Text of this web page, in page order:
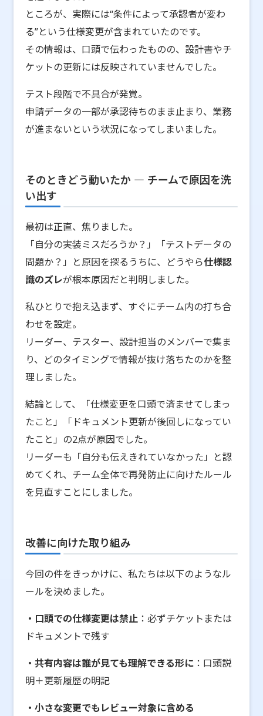
ところが、実際には“条件によって承認者が変わ
る”という仕様変更が含まれていたのです。
その情報は、口頭で伝わったものの、設計書やチ
ケットの更新には反映されていませんでした。
テスト段階で不具合が発覚。
申請データの一部が承認待ちのまま止まり、業務
が進まないという状況になってしまいました。
そのときどう動いたか ― チームで原因を洗
い出す
最初は正直、焦りました。
「自分の実装ミスだろうか？」「テストデータの
問題か？」と原因を探るうちに、どうやら仕様認
識のズレが根本原因だと判明しました。
私ひとりで抱え込まず、すぐにチーム内の打ち合
わせを設定。
リーダー、テスター、設計担当のメンバーで集ま
り、どのタイミングで情報が抜け落ちたのかを整
理しました。
結論として、「仕様変更を口頭で済ませてしまっ
たこと」「ドキュメント更新が後回しになってい
たこと」の2点が原因でした。
リーダーも「自分も伝えきれていなかった」と認
めてくれ、チーム全体で再発防止に向けたルール
を見直すことにしました。
改善に向けた取り組み
今回の件をきっかけに、私たちは以下のようなル
ールを決めました。
・口頭での仕様変更は禁止：必ずチケットまたは
ドキュメントで残す
・共有内容は誰が見ても理解できる形に：口頭説
明＋更新履歴の明記
・小さな変更でもレビュー対象に含める